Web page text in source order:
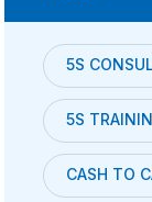
5S
5S
CASH TO